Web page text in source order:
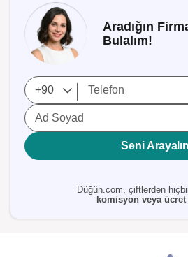
Aradığın
Bulalım!
Ad Soyad
Seni
Düğün.com, çiftlerden
komisyon veya ücret